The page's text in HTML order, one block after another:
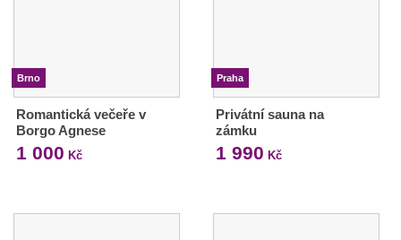
Brno
Romantická večeře v
Borgo Agnese
1 000 Kč
Praha
Privátní sauna na
zámku
1 990 Kč